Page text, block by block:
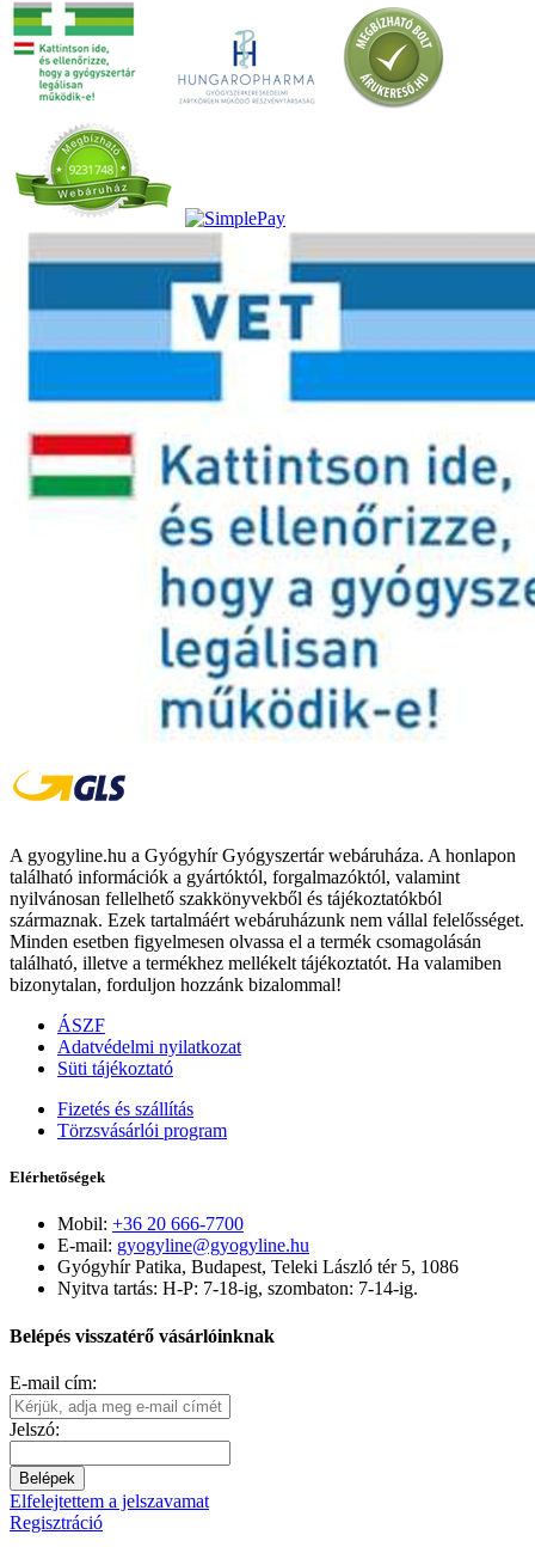
A gyogyline.hu a Gyógyhír Gyógyszertár webáruháza. A honlapon
található információk a gyártóktól, forgalmazóktól, valamint
nyilvánosan fellelhető szakkönyvekből és tájékoztatókból
származnak. Ezek tartalmáért webáruházunk nem vállal felelősséget.
Minden esetben figyelmesen olvassa el a termék csomagolásán
található, illetve a termékhez mellékelt tájékoztatót. Ha valamiben
bizonytalan, forduljon hozzánk bizalommal!
ÁSZF
Adatvédelmi nyilatkozat
Süti tájékoztató
Fizetés és szállítás
Törzsvásárlói program
Elérhetőségek
Mobil: +36 20 666-7700
E-mail: gyogyline@gyogyline.hu
Gyógyhír Patika, Budapest, Teleki László tér 5, 1086
Nyitva tartás: H-P: 7-18-ig, szombaton: 7-14-ig.
Belépés visszatérő vásárlóinknak
E-mail cím:
Jelszó:
Belépek
Elfelejtettem a jelszavamat
Regisztráció